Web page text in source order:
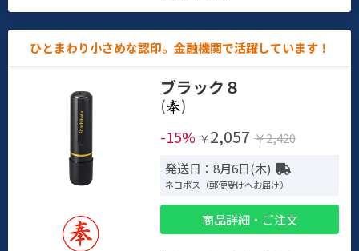
ひとまわり小さめな認印。金融機関で活躍しています！
ブラック８
(
)
-15% ￥ 2,057 ￥2,420
発送日：8月6日(木)
ネコポス（郵便受けへお届け）
商品詳細・ご注文